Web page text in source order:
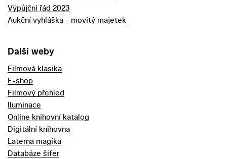
Výpůjční řád 2023
Aukční vyhláška - movitý majetek
Další weby
Filmová klasika
E-shop
Filmový přehled
Iluminace
Online knihovní katalog
Digitální knihovna
Laterna magika
Databáze šifer